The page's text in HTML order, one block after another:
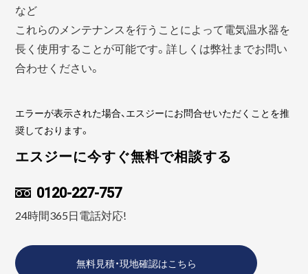
など
これらのメンテナンスを行うことによって電気温水器を
長く使用することが可能です。詳しくは弊社までお問い
合わせください。
エラーが表示された場合、エスジーにお問合せいただくことを推
奨しております。
エスジーに今すぐ無料で相談する
0120-227-757
24時間365日電話対応!
無料見積・現地確認はこちら